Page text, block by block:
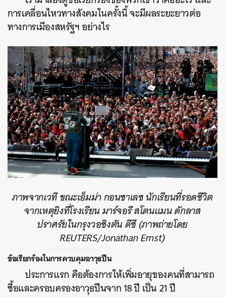
การเคลื่อนไหวทางสังคมในครั้งนี้ จะมีผลระยะยาวต่อ
ทางการเมืองสหรัฐฯ อย่างไร
ภาพจากเวที ขณะเอ็มม่า กอนซาเลซ นักเรียนที่รอดชีวิต
จากเหตุยิงที่โรงเรียน มาร์จอรี สโตนแมน ดักลาส
ปราศรัยในกรุงวอชิงตัน ดีซี (ภาพถ่ายโดย
REUTERS/Jonathan Ernst)
ข้อเรียกร้องในการควบคุมอาวุธปืน
ประการแรก คือต้องการให้เพิ่มอายุของคนที่สามารถ
ซื้อและครอบครองอาวุธปืนจาก 18 ปี เป็น 21 ปี